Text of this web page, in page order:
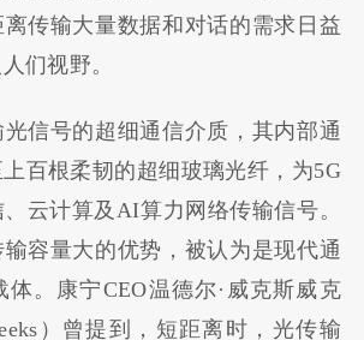
传输大量数据和对话的需求日益
们视野。
信号的超细通信介质，其内部通
百根柔韧的超细玻璃光纤，为5G
云计算及AI算力网络传输信号。
容量大的优势，被认为是现代通
。康宁CEO温德尔·威克斯威克
）曾提到，短距离时，光传输